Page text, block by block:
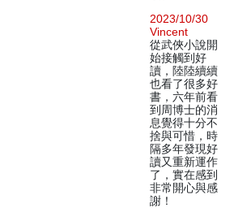
2023/10/30
Vincent
從武俠小說開
始接觸到好
讀，陸陸續續
也看了很多好
書，六年前看
到周博士的消
息覺得十分不
捨與可惜，時
隔多年發現好
讀又重新運作
了，實在感到
非常開心與感
謝！